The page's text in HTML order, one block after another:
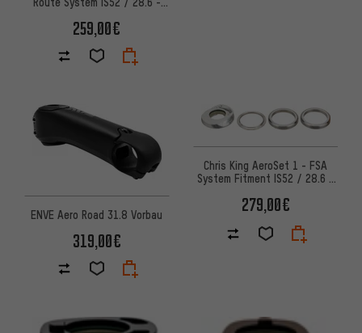
259,00€
ENVE Aero Road 31.8 Vorbau
319,00€
Chris King AeroSet 1 - FSA
System Fitment IS52 / 28.6 -
279,00€